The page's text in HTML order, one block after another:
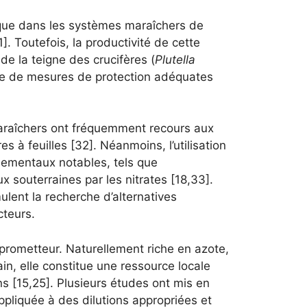
dans les systèmes maraîchers de
Toutefois, la productivité de cette
la teigne des crucifères (Plutella
de mesures de protection adéquates
ont fréquemment recours aux
à feuilles [32]. Néanmoins, l’utilisation
notables, tels que
souterraines par les nitrates [18,33].
la recherche d’alternatives
Naturellement riche en azote,
elle constitue une ressource locale
[15,25]. Plusieurs études ont mis en
à des dilutions appropriées et